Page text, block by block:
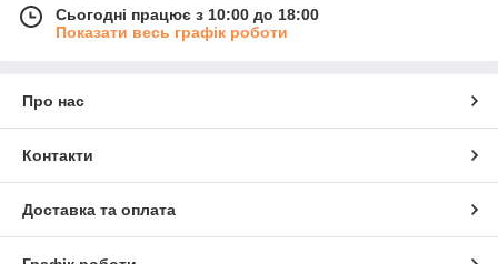
Сьогодні працює з 10:00 до 18:00
Показати весь графік роботи
Про нас
Контакти
Доставка та оплата